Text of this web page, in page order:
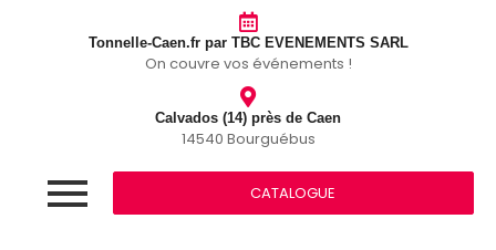
Tonnelle-Caen.fr par TBC EVENEMENTS SARL
On couvre vos événements !
Calvados (14) près de Caen
14540 Bourguébus
CATALOGUE